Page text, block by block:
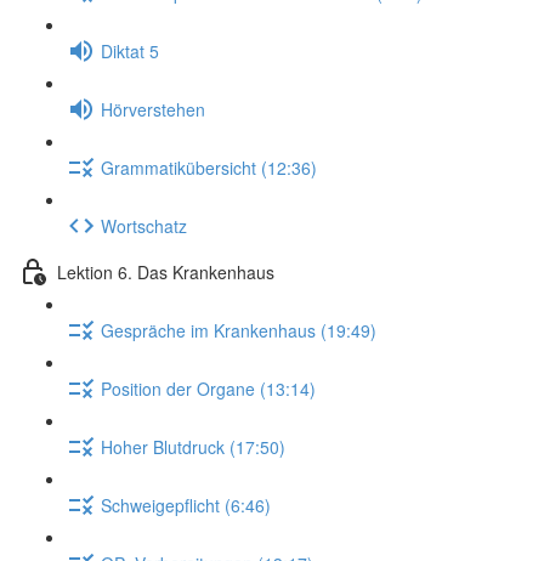
Diktat 5
Hörverstehen
Grammatikübersicht (12:36)
Wortschatz
Lektion 6. Das Krankenhaus
Gespräche im Krankenhaus (19:49)
Position der Organe (13:14)
Hoher Blutdruck (17:50)
Schweigepflicht (6:46)